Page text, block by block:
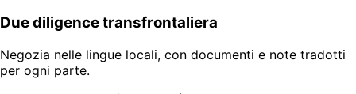
Due diligence transfrontaliera
Negozia nelle lingue locali, con documenti e note tradotti
per ogni parte.